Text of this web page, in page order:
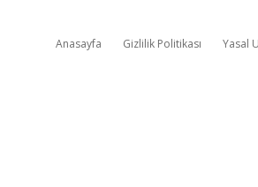
Anasayfa Gizlilik Politikası Yasal